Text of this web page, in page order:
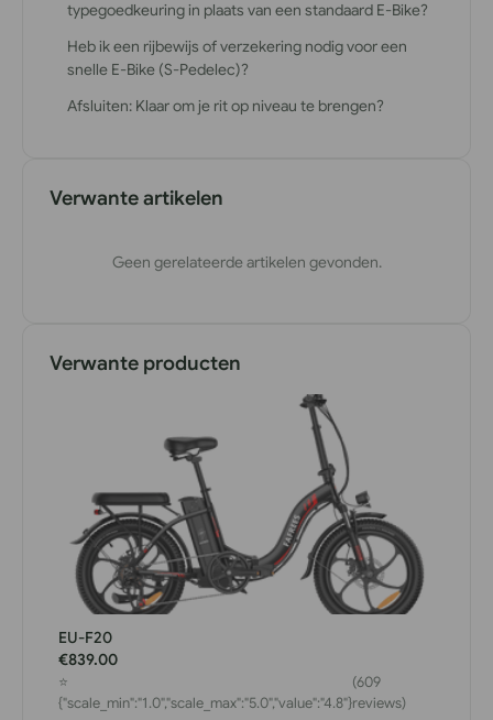
typegoedkeuring in plaats van een standaard E-Bike?
Heb ik een rijbewijs of verzekering nodig voor een
snelle E-Bike (S-Pedelec)?
Afsluiten: Klaar om je rit op niveau te brengen?
Verwante artikelen
Geen gerelateerde artikelen gevonden.
Verwante producten
EU-F20
€839.00
⭐
{"scale_min":"1.0","scale_max":"5.0","value":"4.8"}
(609
reviews)